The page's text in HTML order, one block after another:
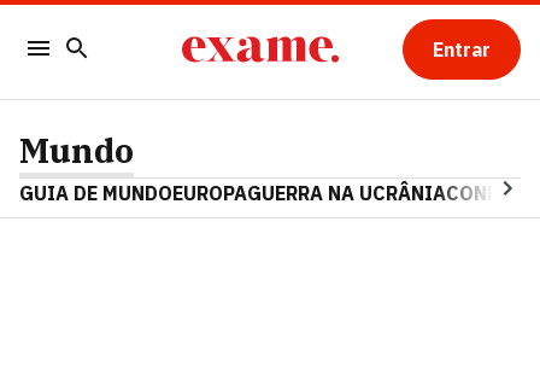
Entrar
Mundo
GUIA DE MUNDOEUROPAGUERRA NA UCRÂNIA